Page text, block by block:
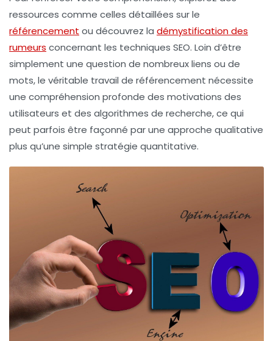
ressources comme celles détaillées sur le
référencement ou découvrez la démystification des
rumeurs concernant les techniques SEO. Loin d’être
simplement une question de nombreux liens ou de
mots, le véritable travail de référencement nécessite
une compréhension profonde des motivations des
utilisateurs et des algorithmes de recherche, ce qui
peut parfois être façonné par une approche qualitative
plus qu’une simple stratégie quantitative.